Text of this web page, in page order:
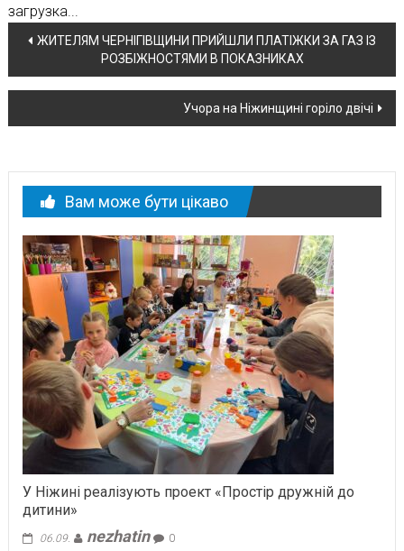
загрузка...
Навігація
по
ЖИТЕЛЯМ ЧЕРНІГІВЩИНИ ПРИЙШЛИ ПЛАТІЖКИ ЗА ГАЗ ІЗ
РОЗБІЖНОСТЯМИ В ПОКАЗНИКАХ
Учора на Ніжинщині горіло двічі
Вам може бути цікаво
У Ніжині реалізують проект «Простір дружній до
дитини»
06.09. nezhatin 0